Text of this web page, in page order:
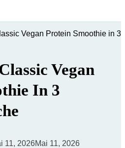
Vegan Protein Smoothie in 3
Vegan
In 3
11, 2026Mai 11, 2026